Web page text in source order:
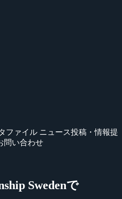
ファイル ニュース投稿・情報提
問い合わせ
Swedenで